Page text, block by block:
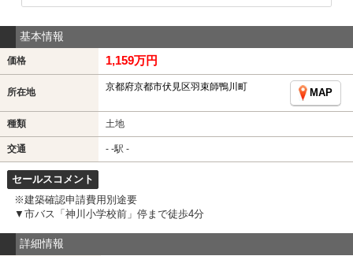
基本情報
価格 1,159万円
所在地 京都府京都市伏見区羽束師鴨川町
MAP
種類 土地
交通 - -駅 -
セールスコメント
※建築確認申請費用別途要
▼市バス「神川小学校前」停まで徒歩4分
詳細情報